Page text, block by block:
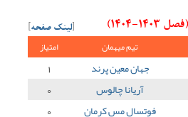
[لینک صفحه]
تیم میهمان امتیاز
جهان معین پرند
1
آریانا چالوس
0
فوتسال مس کرمان
0